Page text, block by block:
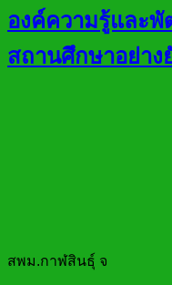
องค์ความรู้และพั
สถานศึกษาอย่าง
สพม.กาฬสินธุ์ จ